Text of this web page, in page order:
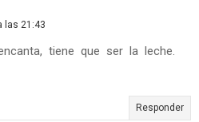
las 21:43
tiene que ser la leche.
Responder